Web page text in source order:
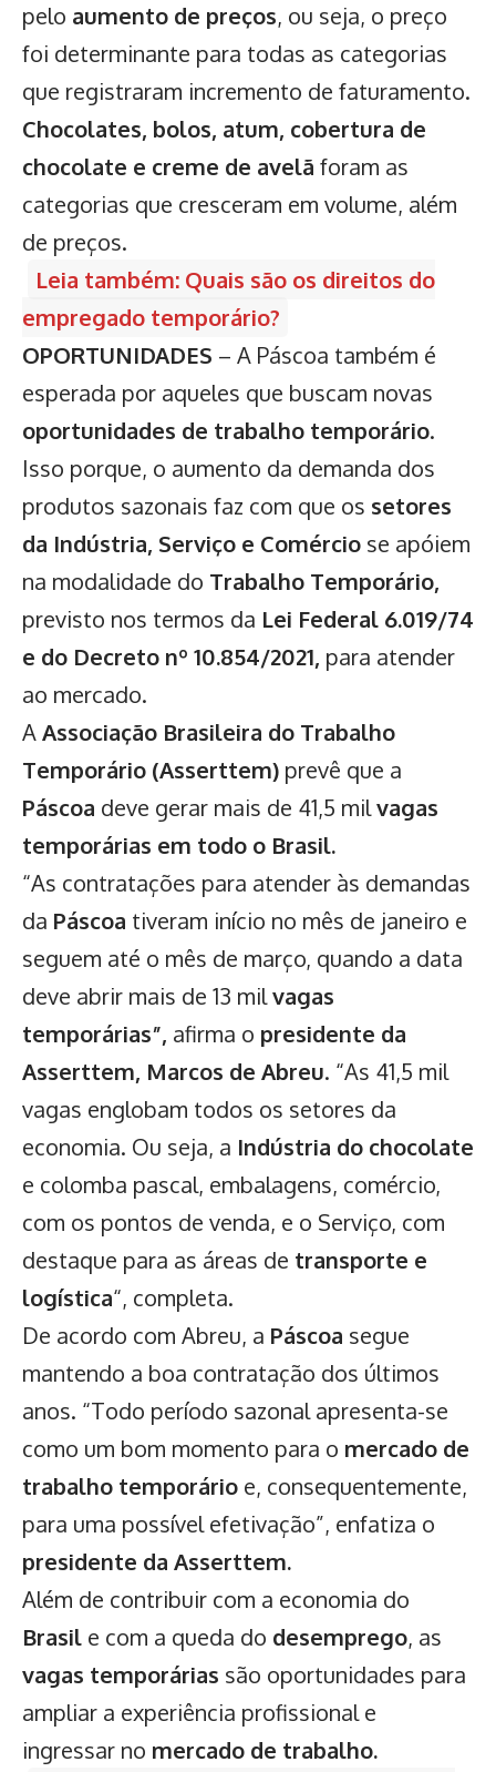
pelo aumento de preços, ou seja, o preço
foi determinante para todas as categorias
que registraram incremento de faturamento.
Chocolates, bolos, atum, cobertura de
chocolate e creme de avelã foram as
categorias que cresceram em volume, além
de preços.
Leia também: Quais são os direitos do
empregado temporário?
OPORTUNIDADES – A Páscoa também é
esperada por aqueles que buscam novas
oportunidades de trabalho temporário.
Isso porque, o aumento da demanda dos
produtos sazonais faz com que os setores
da Indústria, Serviço e Comércio se apóiem
na modalidade do Trabalho Temporário,
previsto nos termos da Lei Federal 6.019/74
e do Decreto nº 10.854/2021, para atender
ao mercado.
AAssociação Brasileira do Trabalho
Temporário (Asserttem) prevê que a
Páscoa deve gerar mais de 41,5 milvagas
temporárias em todo o Brasil.
“As contratações para atender às demandas
da Páscoa tiveram início no mês de janeiro e
seguem até o mês de março, quando a data
deve abrir mais de 13 milvagas
temporárias”, afirma o presidente da
Asserttem, Marcos de Abreu. “As 41,5 mil
vagas englobam todos os setores da
economia. Ou seja, a Indústria do chocolate
e colomba pascal, embalagens, comércio,
com os pontos de venda, e o Serviço, com
destaque para as áreas de transporte e
logística“, completa.
De acordo com Abreu, a Páscoa segue
mantendo a boa contratação dos últimos
anos. “Todo período sazonal apresenta-se
como um bom momento para o mercado de
trabalho temporário e, consequentemente,
para uma possível efetivação”, enfatiza o
presidente da Asserttem.
Além de contribuir com a economia do
Brasil e com a queda do desemprego, as
vagas temporárias são oportunidades para
ampliar a experiência profissional e
ingressar no mercado de trabalho.